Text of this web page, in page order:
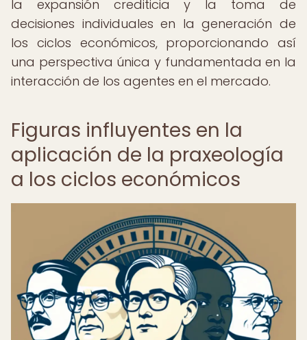
la expansión crediticia y la toma de
decisiones individuales en la generación de
los ciclos económicos, proporcionando así
una perspectiva única y fundamentada en la
interacción de los agentes en el mercado.
Figuras influyentes en la
aplicación de la praxeología
a los ciclos económicos